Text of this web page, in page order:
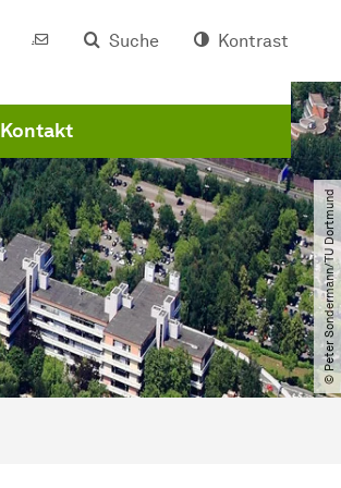
Suche Kontrast
Kontakt
© Peter Sondermann​/​TU Dortmund